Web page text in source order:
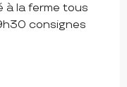
à la ferme tous
consignes